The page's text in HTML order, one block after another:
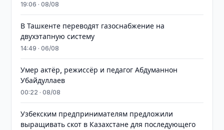
19:06 · 08/08
В Ташкенте переводят газоснабжение на
двухэтапную систему
14:49 · 06/08
Умер актёр, режиссёр и педагог Абдуманнон
Убайдуллаев
00:22 · 08/08
Узбекским предпринимателям предложили
выращивать скот в Казахстане для последующего